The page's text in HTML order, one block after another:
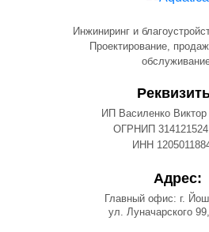
Инжиниринг и
Проектирование,
ИП Василенко
ОГРНИП
ИНН
Адрес:
Главный офис: г.
ул. Луначарского